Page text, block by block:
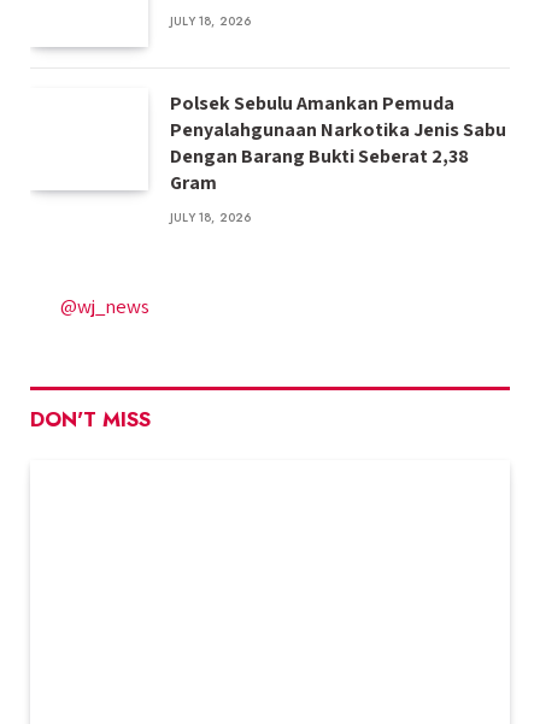
JULY 18, 2026
Polsek Sebulu Amankan Pemuda
Penyalahgunaan Narkotika Jenis Sabu
Dengan Barang Bukti Seberat 2,38
Gram
JULY 18, 2026
@wj_news
DON'T MISS